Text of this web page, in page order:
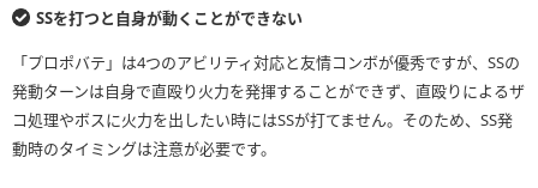
SSを打つと自身が動くことができない
「プロポバテ」は4つのアビリティ対応と友情コンボが優秀ですが、SSの
発動ターンは自身で直殴り火力を発揮することができず、直殴りによるザ
コ処理やボスに火力を出したい時にはSSが打てません。そのため、SS発
動時のタイミングは注意が必要です。